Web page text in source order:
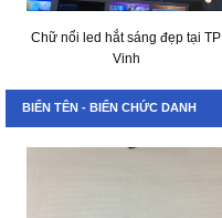
Chữ nổi led hắt sáng đẹp tại TP
Vinh
BIỂN TÊN - BIỂN CHỨC DANH